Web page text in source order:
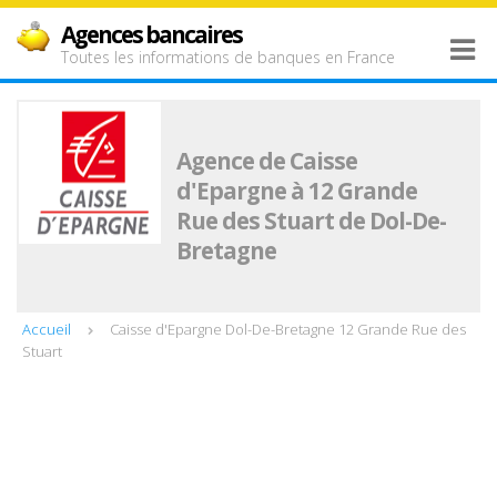
Agences bancaires
Toutes les informations de banques en France
Agence de Caisse
d'Epargne à 12 Grande
Rue des Stuart de Dol-De-
Bretagne
Accueil
Caisse d'Epargne Dol-De-Bretagne 12 Grande Rue des
Stuart